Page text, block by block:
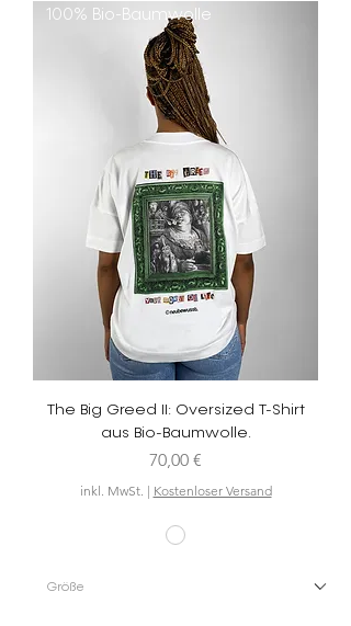
100% Bio-Baumwolle
The Big Greed II: Oversized T-Shirt
aus Bio-Baumwolle.
Preis
70,00 €
inkl. MwSt. | Kostenloser Versand